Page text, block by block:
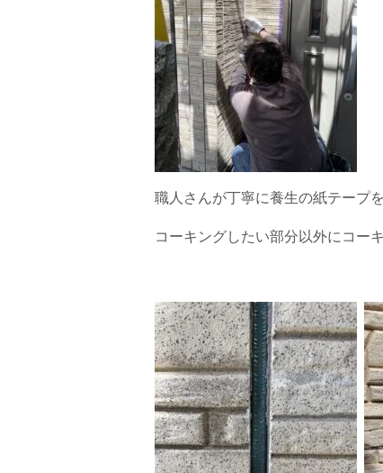
職人さんが丁寧に養生の紙テープを
コーキングしたい部分以外にコー